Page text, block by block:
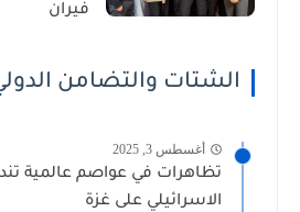
فيران
الشتات والتضامن
أغسطس 3, 2025
تظاهرات في عواصم عالمية
الاسرائيلي على غزة